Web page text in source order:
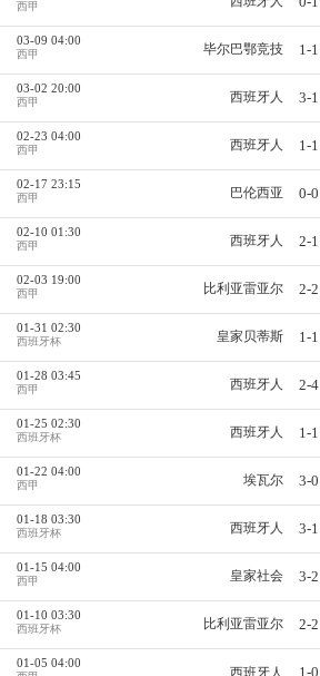
西甲
03-09 04:00
西甲 毕尔巴鄂竞技 1-1
03-02 20:00
西甲 西班牙人 3-1
02-23 04:00
西甲 西班牙人 1-1
02-17 23:15
西甲 巴伦西亚 0-0
02-10 01:30
西甲 西班牙人 2-1
02-03 19:00
西甲 比利亚雷亚尔 2-2
01-31 02:30
西班牙杯 皇家贝蒂斯 1-1
01-28 03:45
西甲 西班牙人 2-4
01-25 02:30
西班牙杯 西班牙人 1-1
01-22 04:00
西甲 埃瓦尔 3-0
01-18 03:30
西班牙杯 西班牙人 3-1
01-15 04:00
西甲 皇家社会 3-2
01-10 03:30
西班牙杯 比利亚雷亚尔 2-2
01-05 04:00
西班牙人 1-0